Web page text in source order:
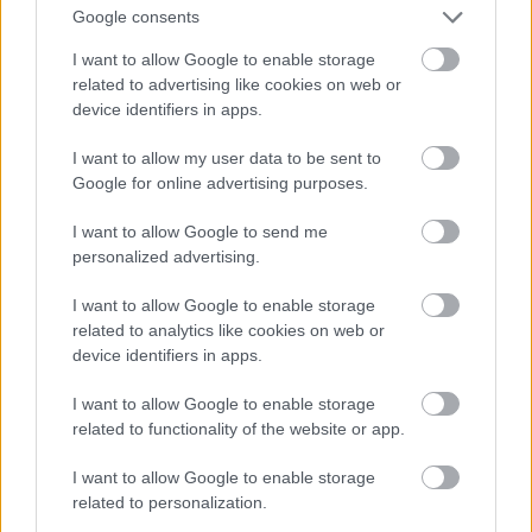
Google consents
I want to allow Google to enable storage
related to advertising like cookies on web or
device identifiers in apps.
I want to allow my user data to be sent to
Google for online advertising purposes.
I want to allow Google to send me
personalized advertising.
I want to allow Google to enable storage
related to analytics like cookies on web or
device identifiers in apps.
I want to allow Google to enable storage
related to functionality of the website or app.
I want to allow Google to enable storage
related to personalization.
Történet: Brian Posehn, Gerry Duggan
Rajz: Tony Moore
Szerencsétlen Deadpoolt, hiába az utolsó igazán
nagynevű és jól sikerült kreálmánya az amerikai
mellékszereplőként tudták tisztességesen írni – saját
sorozatai laposak és humortalanok voltak. A